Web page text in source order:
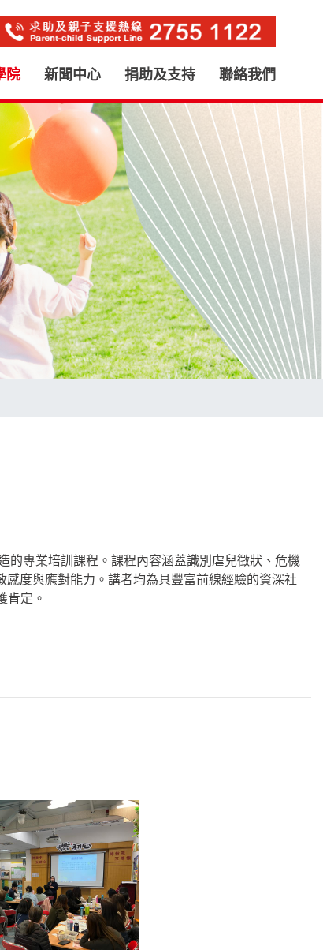
院 新聞中心 捐助及支持 聯絡我們
的專業培訓課程。課程內容涵蓋識別虐兒徵狀、危機
度與應對能力。講者均為具豐富前線經驗的資深社
肯定。